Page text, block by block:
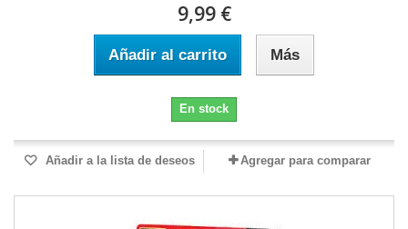
9,99 €
Añadir al carrito Más
En stock
Añadir a la lista de deseos Agregar para comparar